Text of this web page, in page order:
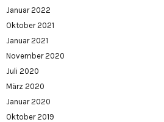
Januar 2022
Oktober 2021
Januar 2021
November 2020
Juli 2020
März 2020
Januar 2020
Oktober 2019